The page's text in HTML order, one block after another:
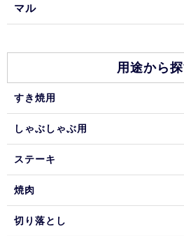
マル
用途から
すき焼用
しゃぶしゃぶ用
ステーキ
焼肉
切り落とし